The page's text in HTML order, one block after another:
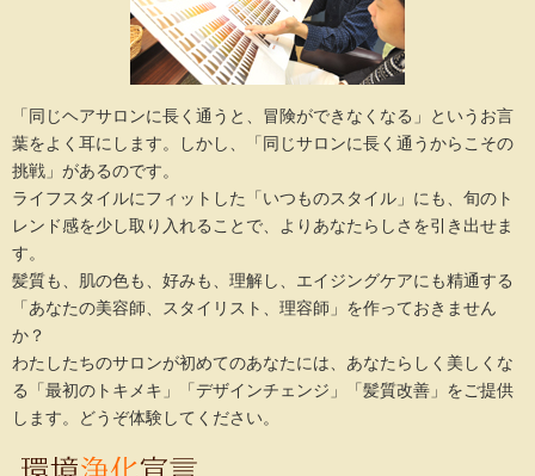
「同じヘアサロンに長く通うと、冒険ができなくなる」というお言
葉をよく耳にします。しかし、「同じサロンに長く通うからこその
挑戦」があるのです。
ライフスタイルにフィットした「いつものスタイル」にも、旬のト
レンド感を少し取り入れることで、よりあなたらしさを引き出せま
す。
髪質も、肌の色も、好みも、理解し、エイジングケアにも精通する
「あなたの美容師、スタイリスト、理容師」を作っておきません
か？
わたしたちのサロンが初めてのあなたには、あなたらしく美しくな
る「最初のトキメキ」「デザインチェンジ」「髪質改善」をご提供
します。どうぞ体験してください。